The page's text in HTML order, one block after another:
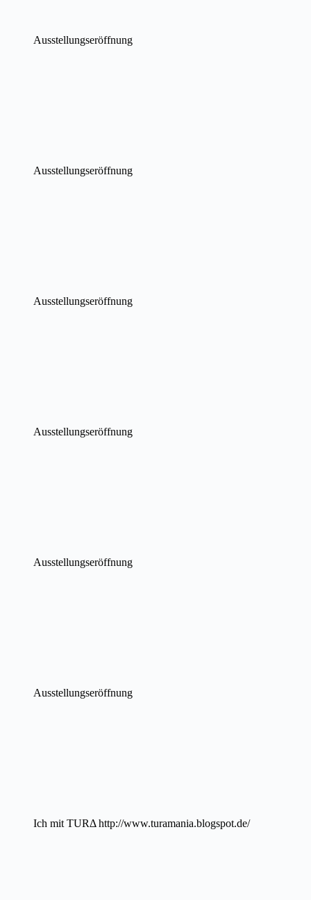
Ausstellungseröffnung
Ausstellungseröffnung
Ausstellungseröffnung
Ausstellungseröffnung
Ausstellungseröffnung
Ausstellungseröffnung
Ich mit TURΔ http://www.turamania.blogspot.de/